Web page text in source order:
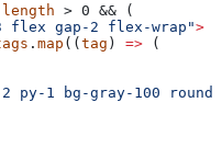
length > 0 && (
flex gap-2 flex-wrap">
. map (( tag ) => (
py-1 bg-gray-100